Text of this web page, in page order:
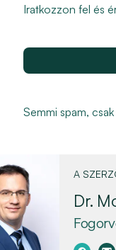
Iratkozzon fel és
Semmi spam,
A
Dr.